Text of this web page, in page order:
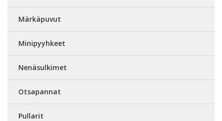
Märkäpuvut
Minipyyhkeet
Nenäsulkimet
Otsapannat
Pullarit